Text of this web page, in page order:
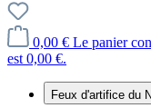
0,00 € Le panier
est 0,00 €.
Feux d'artifice du